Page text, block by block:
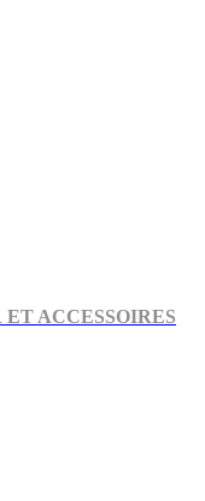
ACCESSOIRES